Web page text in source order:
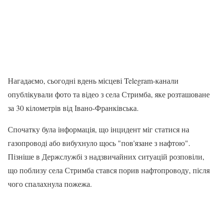
Нагадаємо, сьогодні вдень місцеві Telegram-канали
опублікували фото та відео з села Стримба, яке розташоване
за 30 кілометрів від Івано-Франківська.
Спочатку була інформація, що інцидент міг статися на
газопроводі або вибухнуло щось "пов'язане з нафтою".
Пізніше в Держслужбі з надзвичайних ситуацій розповіли,
що поблизу села Стримба стався порив нафтопроводу, після
чого спалахнула пожежа.